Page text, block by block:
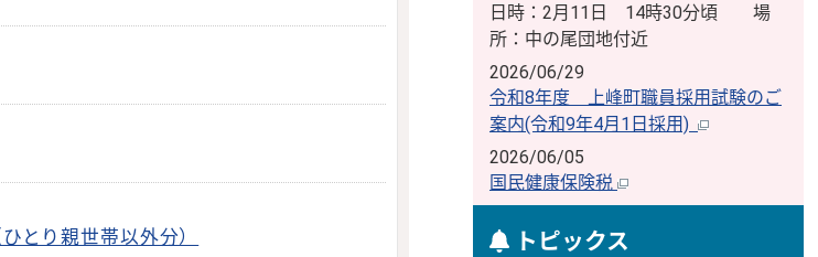
とり親世帯以外分）
日時：2月11日 14時30分頃 場
所：中の尾団地付近
2026/06/29
令和8年度 上峰町職員採用試験のご
案内(令和9年4月1日採用)
2026/06/05
国民健康保険税
トピックス